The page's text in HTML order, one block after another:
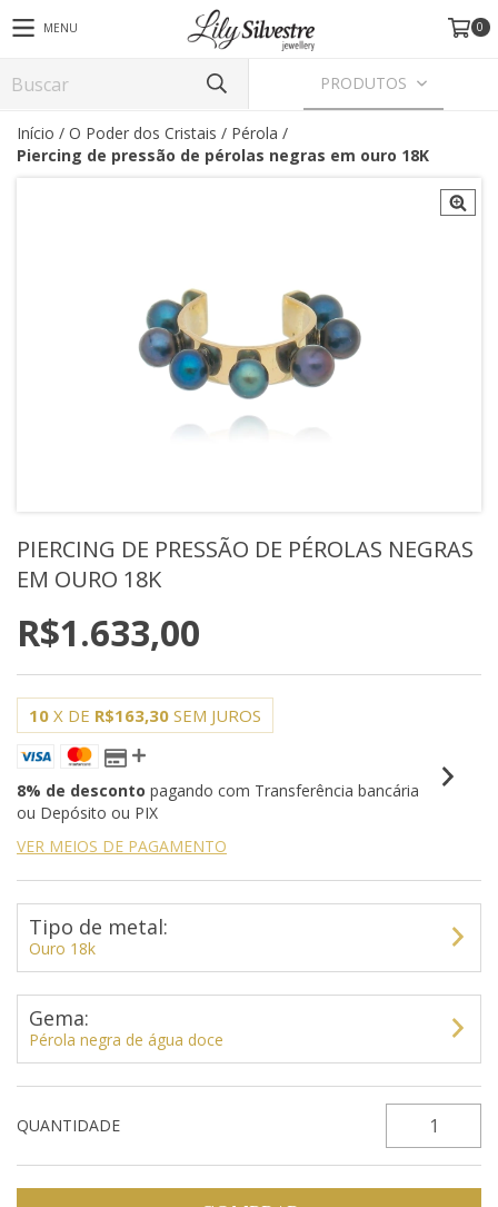
MENU 0
PRODUTOS
Início / O Poder dos Cristais / Pérola /
Piercing de pressão de pérolas negras em ouro 18K
PIERCING DE PRESSÃO DE PÉROLAS NEGRAS
EM OURO 18K
R$1.633,00
10 X DE R$163,30 SEM JUROS
8% de desconto pagando com Transferência bancária
ou Depósito ou PIX
VER MEIOS DE PAGAMENTO
Tipo de metal:
Ouro 18k
Gema:
Pérola negra de água doce
QUANTIDADE